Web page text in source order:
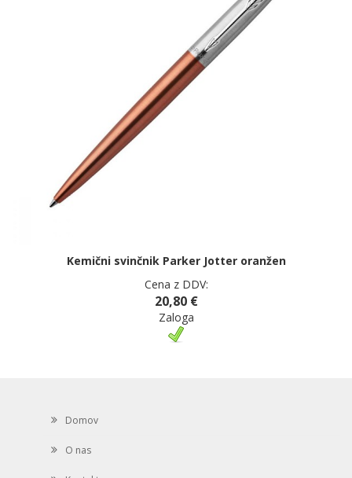
Kemični svinčnik Parker Jotter oranžen
Cena z DDV:
20,80 €
Zaloga
Domov
O nas